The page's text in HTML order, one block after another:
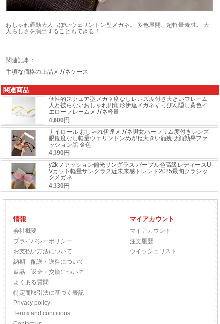
おしゃれ通勤大人っぽいウェリントン型メガネ。 多色展開、超軽量素材。 大
人らしさを演出することもできる！
関連記事：
手頃な価格の上品メガネケース
関連商品
個性的スクエア型メガネ度なしレンズ度付き大きいフレーム
人と被らないおしゃれ四角形伊達メガネすっぴん隠し黄色イ
エローフレームメガネ軽量
4,600円
ナイロール おしゃれ伊達メガネ男女ハーフリム度付きレンズ
眼鏡度なし軽量ウェリントンめがね大きい顔痩せ顔効果ファ
ッション黑 金色
4,390円
y2kファッション偏光サングラス パープル色高級レディースU
Vカット軽量サングラス近未来感トレンド2025最旬クラシッ
クメガネ
4,330円
情報
会社概要
プライバシーポリシー
お支払い方法について
納期・配送・送料について
返品・返金・交換について
よくある質問
特定商取引法に基づく表記
Privacy policy
Terms and conditions
マイアカウント
マイアカウント
注文履歴
ウイッシュリスト